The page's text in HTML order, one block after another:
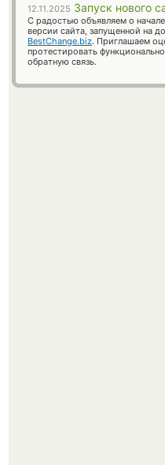
12.11.2025 Запуск нового
С радостью объявляем о
версии сайта, запущенной на
BestChange.biz. Приглашаем
протестировать
обратную связь.